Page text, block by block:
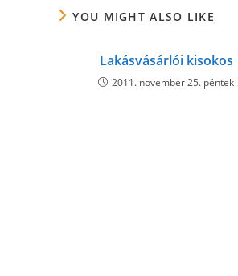
YOU MIGHT ALSO LIKE
Lakásvásárlói kisokos
2011. november 25. péntek